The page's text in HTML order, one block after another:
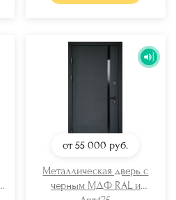
от 55 000 руб.
Металлическая дверь с
черным МДФ RAL и